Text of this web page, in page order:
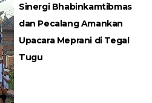
Sinergi Bhabinkamtibmas
dan Pecalang Amankan
Upacara Meprani di Tegal
Tugu